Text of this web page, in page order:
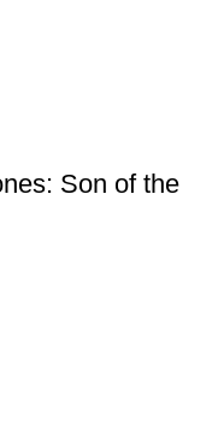
Son of the